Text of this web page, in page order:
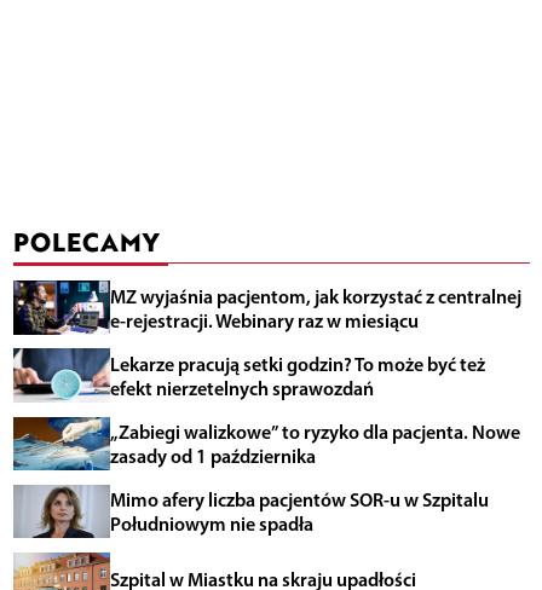
POLECAMY
MZ wyjaśnia pacjentom, jak korzystać z centralnej
e-rejestracji. Webinary raz w miesiącu
Lekarze pracują setki godzin? To może być też
efekt nierzetelnych sprawozdań
„Zabiegi walizkowe” to ryzyko dla pacjenta. Nowe
zasady od 1 października
Mimo afery liczba pacjentów SOR-u w Szpitalu
Południowym nie spadła
Szpital w Miastku na skraju upadłości